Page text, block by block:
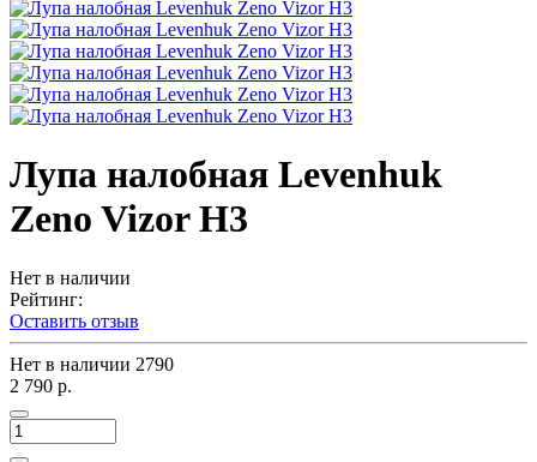
Лупа налобная Levenhuk
Zeno Vizor H3
Нет в наличии
Рейтинг:
Оставить отзыв
Нет в наличии 2790
2 790 р.